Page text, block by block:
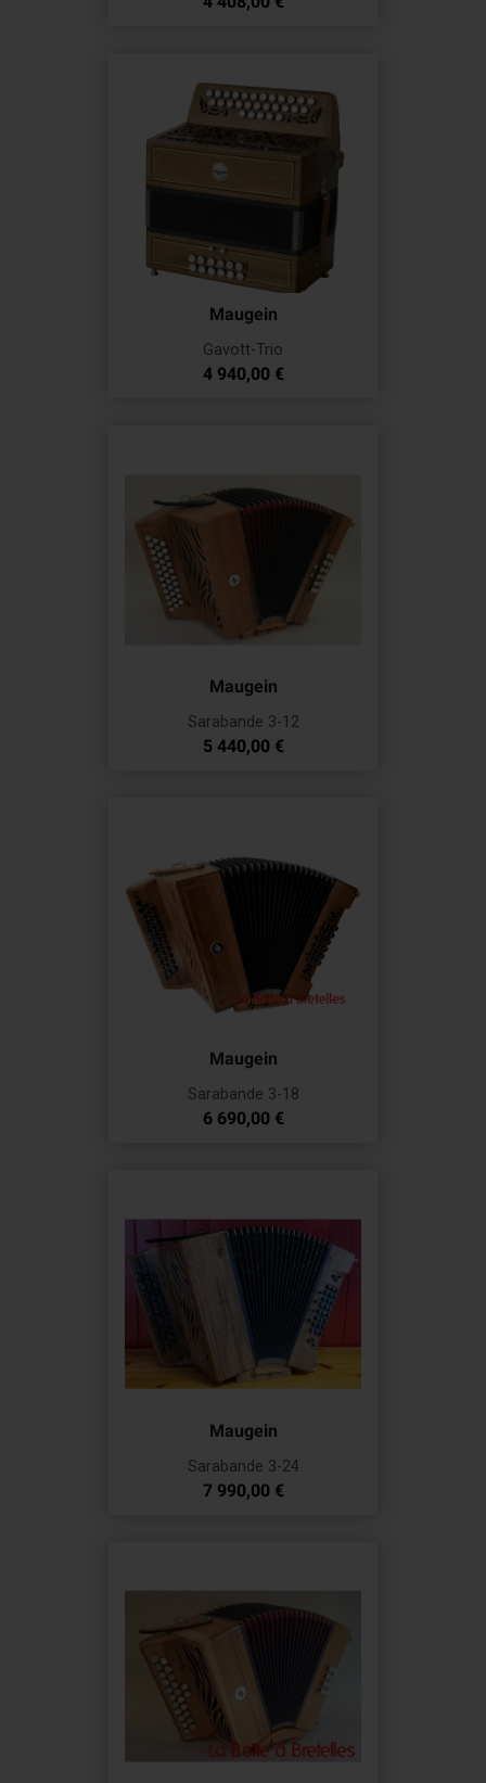
Maugein
Gavott-Trio
Prix
4 940,00 €
Maugein
Sarabande 3-12
Prix
5 440,00 €
Maugein
Sarabande 3-18
Prix
6 690,00 €
Maugein
Sarabande 3-24
Prix
7 990,00 €